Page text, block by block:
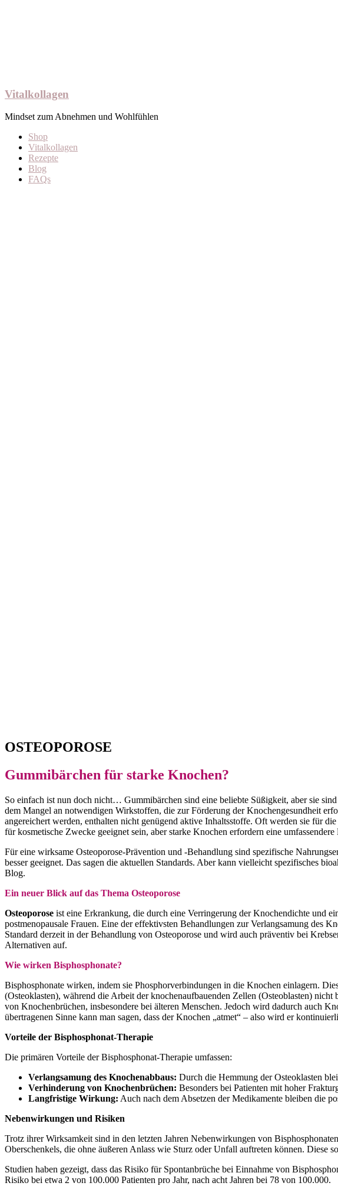
Vitalkollagen
Mindset zum Abnehmen und Wohlfühlen
Shop
Vitalkollagen
Rezepte
Blog
FAQs
OSTEOPOROSE
Gummibärchen für starke Knochen?
So einfach ist nun doch nicht… Gummibärchen sind eine beliebte Süßigkeit, aber sie
dem Mangel an notwendigen Wirkstoffen, die zur Förderung der Knochengesundheit
angereichert werden, enthalten nicht genügend aktive Inhaltsstoffe. Oft werden sie für
für kosmetische Zwecke geeignet sein, aber starke Knochen erfordern eine umfassendere
Für eine wirksame Osteoporose-Prävention und -Behandlung sind spezifische
besser geeignet. Das sagen die aktuellen Standards. Aber kann vielleicht spezifisches
Blog.
Ein neuer Blick auf das Thema Osteoporose
Osteoporose ist eine Erkrankung, die durch eine Verringerung der Knochendichte und
postmenopausale Frauen. Eine der effektivsten Behandlungen zur Verlangsamung des
Standard derzeit in der Behandlung von Osteoporose und wird auch präventiv bei
Alternativen auf.
Wie wirken Bisphosphonate?
Bisphosphonate wirken, indem sie Phosphorverbindungen in die Knochen einlagern.
(Osteoklasten), während die Arbeit der knochenaufbauenden Zellen (Osteoblasten)
von Knochenbrüchen, insbesondere bei älteren Menschen. Jedoch wird dadurch auch
übertragenen Sinne kann man sagen, dass der Knochen „atmet“ – also wird er
Vorteile der Bisphosphonat-Therapie
Die primären Vorteile der Bisphosphonat-Therapie umfassen:
Verlangsamung des Knochenabbaus: Durch die Hemmung der Osteoklasten
Verhinderung von Knochenbrüchen: Besonders bei Patienten mit hoher
Langfristige Wirkung: Auch nach dem Absetzen der Medikamente bleiben die
Nebenwirkungen und Risiken
Trotz ihrer Wirksamkeit sind in den letzten Jahren Nebenwirkungen von
Oberschenkels, die ohne äußeren Anlass wie Sturz oder Unfall auftreten können. Diese
Studien haben gezeigt, dass das Risiko für Spontanbrüche bei Einnahme von
Risiko bei etwa 2 von 100.000 Patienten pro Jahr, nach acht Jahren bei 78 von 100.000.